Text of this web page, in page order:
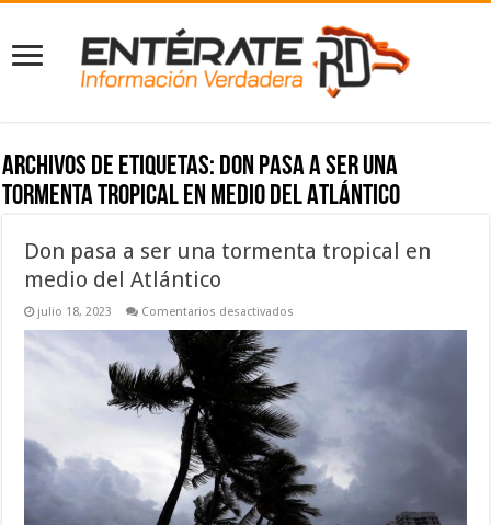
Archivos de etiquetas: Don pasa a ser una
tormenta tropical en medio del Atlántico
Don pasa a ser una tormenta tropical en
medio del Atlántico
julio 18, 2023 Comentarios desactivados
una
tormenta
en
medio
del
Atlántico